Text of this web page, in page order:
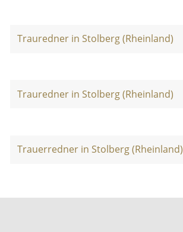
Trauredner in Stolberg (Rheinland)
Trauredner in Stolberg (Rheinland)
Trauerredner in Stolberg (Rheinland)